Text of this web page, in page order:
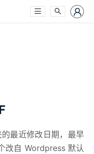
最近修改日期，最早
改自 Wordpress 默认